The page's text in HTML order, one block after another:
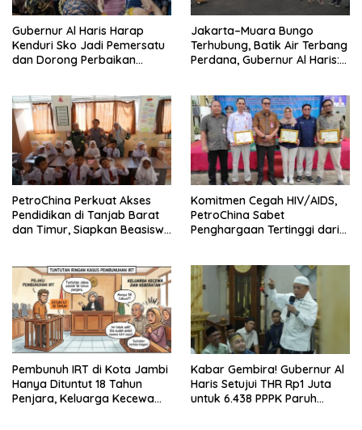
Gubernur Al Haris Harap
Kenduri Sko Jadi Pemersatu
dan Dorong Perbaikan
Jakarta–Muara Bungo
Terhubung, Batik Air Terbang
Perdana, Gubernur Al Haris:
PetroChina Perkuat Akses
Pendidikan di Tanjab Barat
dan Timur, Siapkan Beasiswa
Komitmen Cegah HIV/AIDS,
PetroChina Sabet
Penghargaan Tertinggi dari
Pembunuh IRT di Kota Jambi
Hanya Dituntut 18 Tahun
Penjara, Keluarga Kecewa
Kabar Gembira! Gubernur Al
Haris Setujui THR Rp1 Juta
untuk 6.438 PPPK Paruh